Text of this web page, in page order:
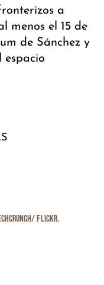
a
menos el 15 de
de Sánchez y
espacio